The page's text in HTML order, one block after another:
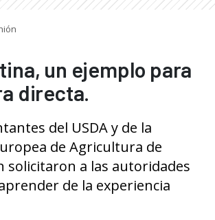
un ejemplo para
directa.
del USDA y de la
de Agricultura de
solicitaron a las autoridades
de la experiencia